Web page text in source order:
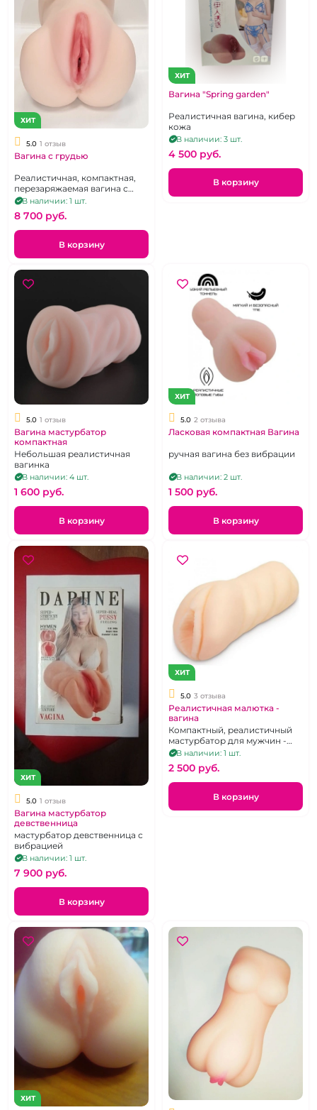
ХИТ
5.0 1 отзыв
Вагина с грудью
Реалистичная, компактная,
перезаряжаемая вагина с
вибрацией с аппетитной
грудью.
В наличии: 1 шт.
8 700 pуб.
В корзину
ХИТ
Вагина "Spring garden"
Реалистичная вагина, кибер
кожа
В наличии: 3 шт.
4 500 pуб.
В корзину
5.0 1 отзыв
Вагина мастурбатор
компактная
Небольшая реалистичная
вагинка
В наличии: 4 шт.
1 600 pуб.
В корзину
ХИТ
5.0 2 отзыва
Ласковая компактная Вагина
ручная вагина без вибрации
В наличии: 2 шт.
1 500 pуб.
В корзину
ХИТ
5.0 1 отзыв
Вагина мастурбатор
девственница
мастурбатор девственница с
вибрацией
В наличии: 1 шт.
7 900 pуб.
В корзину
ХИТ
5.0 3 отзыва
Реалистичная малютка -
вагина
Компактный, реалистичный
мастурбатор для мужчин -
вагина без вибрации.
В наличии: 1 шт.
2 500 pуб.
В корзину
ХИТ